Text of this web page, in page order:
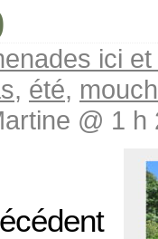
ici
, été,
@ 1 h